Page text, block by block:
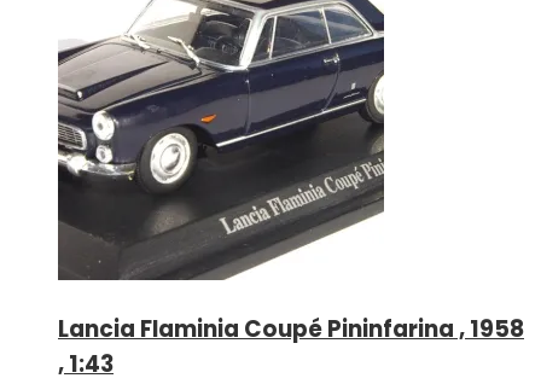
Lancia Flaminia Coupé Pininfarina , 1958
, 1:43